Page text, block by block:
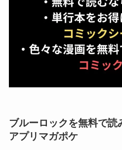
ブルーロックを無料で読
アプリマガポケ